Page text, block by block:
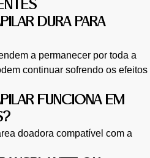
DURA PARA
a permanecer por toda a
continuar sofrendo os efeitos
FUNCIONA EM
doadora compatível com a